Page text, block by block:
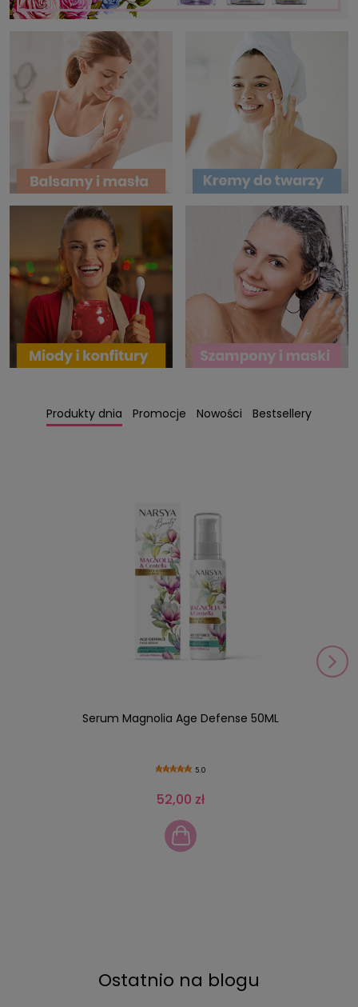
Produkty dnia Promocje Nowości Bestsellery
Serum Magnolia Age Defense 50ML
5.0
52,00 zł
Ostatnio na blogu